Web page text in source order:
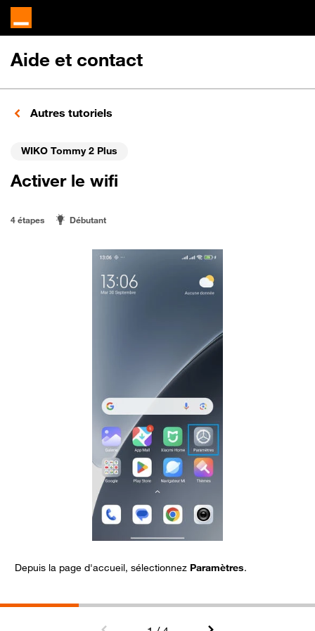
Aide et contact
Autres tutoriels
WIKO Tommy 2 Plus
Activer le wifi
4 étapes Débutant
Depuis la page d'accueil, sélectionnez Paramètres.